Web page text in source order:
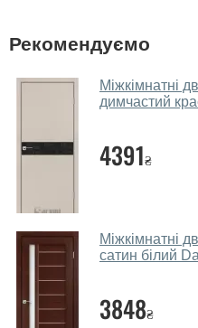
У вас
месенджери, онлайн-чат
салоні-магазині.
Які основні
Каркас полотна
Рекомендуємо
Міжкімнатні
димчастий
4391₴
Міжкімнатні
сатин білий
3848₴